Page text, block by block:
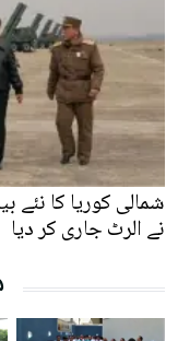
شمالی کوریا کا نئے
نے الرٹ جاری کر دیا